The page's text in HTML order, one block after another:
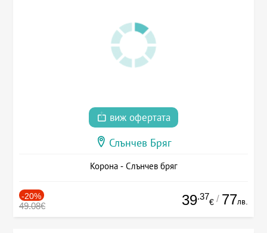
виж офертата
Слънчев Бряг
Корона - Слънчев бряг
-20%
49.08€ 39.37
€ / 77лв.